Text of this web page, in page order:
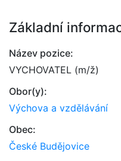
Základní
Název pozice:
VYCHOVATEL (m/ž)
Obor(y):
Výchova a vzdělávání
Obec:
České Budějovice